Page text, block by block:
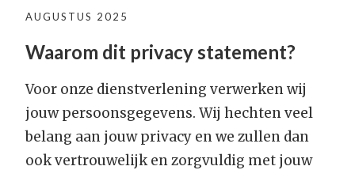
AUGUSTUS 2025
Waarom dit privacy statement?
Voor onze dienstverlening verwerken wij
jouw persoonsgegevens. Wij hechten veel
belang aan jouw privacy en we zullen dan
ook vertrouwelijk en zorgvuldig met jouw